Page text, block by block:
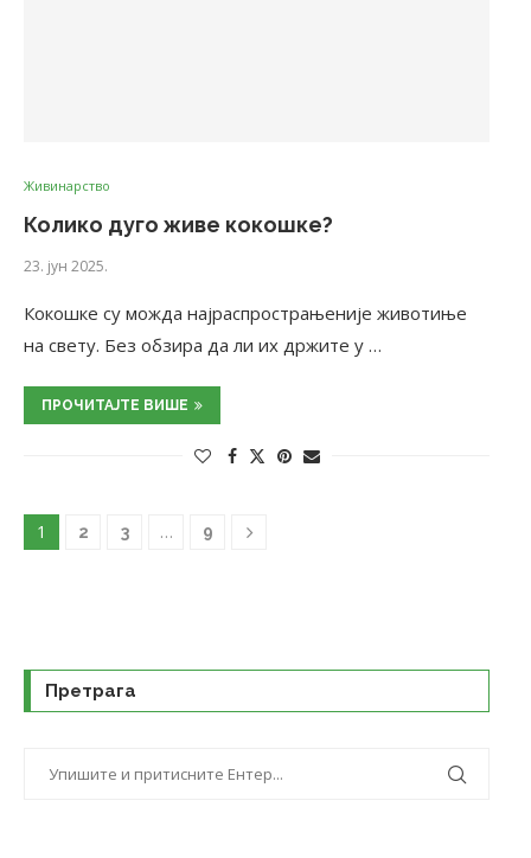
Живинарство
Колико дуго живе кокошке?
23. јун 2025.
Кокошке су можда најраспрострањеније животиње
на свету. Без обзира да ли их држите у …
ПРОЧИТАЈТЕ ВИШЕ
1 2 3 … 9
Претрага